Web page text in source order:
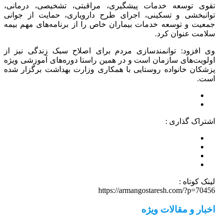
تقوی توسعه خدمات پیشگیری، مراقبتی، تشخیصی، درمانی،
توانبخشی و تسکینی، اجرای طرح دارویاری، حمایت از جوانی
جمعیت و توسعه خدمات بیماران خاص را از برنامه‌های مهم بیمه
سلامت عنوان کرد.
وی افزود: توانمندسازی مردم برای اصلاح سبک زندگی نیز از
اولویت‌های سازمان است و در همین راستا دوره‌های آموزشی ویژه
پزشکان خانواده روستایی با همکاری وزارت بهداشت برگزار شده
است.
اشتراک گذاری :
لینک کوتاه :
https://armangostaresh.com/?p=70456
اخبار و مقالات ویژه